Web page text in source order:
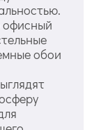
офисный
обои